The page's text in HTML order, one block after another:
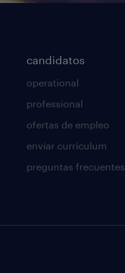
candidatos
operational
professional
ofertas de empleo
enviar curriculum
preguntas frecuentes